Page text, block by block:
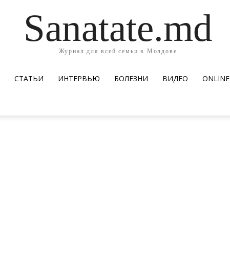
Sanatate.md
Журнал для всей семьи в Молдове
СТАТЬИ ИНТЕРВЬЮ БОЛЕЗНИ ВИДЕО